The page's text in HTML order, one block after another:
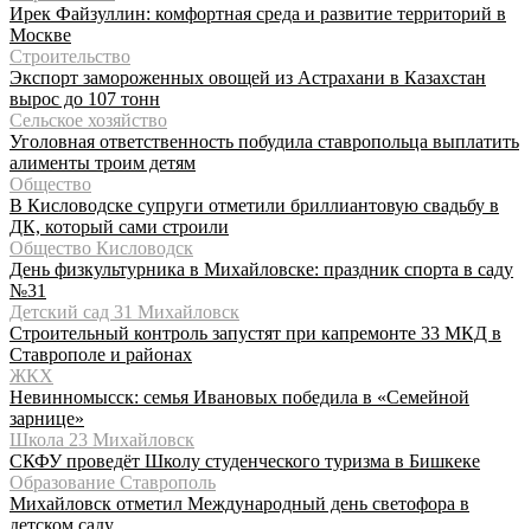
Ирек Файзуллин: комфортная среда и развитие территорий в
Москве
Строительство
Экспорт замороженных овощей из Астрахани в Казахстан
вырос до 107 тонн
Сельское хозяйство
Уголовная ответственность побудила ставропольца выплатить
алименты троим детям
Общество
В Кисловодске супруги отметили бриллиантовую свадьбу в
ДК, который сами строили
Общество Кисловодск
День физкультурника в Михайловске: праздник спорта в саду
№31
Детский сад 31 Михайловск
Строительный контроль запустят при капремонте 33 МКД в
Ставрополе и районах
ЖКХ
Невинномысск: семья Ивановых победила в «Семейной
зарнице»
Школа 23 Михайловск
СКФУ проведёт Школу студенческого туризма в Бишкеке
Образование Ставрополь
Михайловск отметил Международный день светофора в
детском саду